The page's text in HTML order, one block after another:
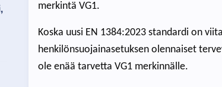
merkintä VG1.
Koska uusi EN 1384:2023 standardi on
henkilönsuojainasetuksen olennaiset
ole enää tarvetta VG1 merkinnälle.